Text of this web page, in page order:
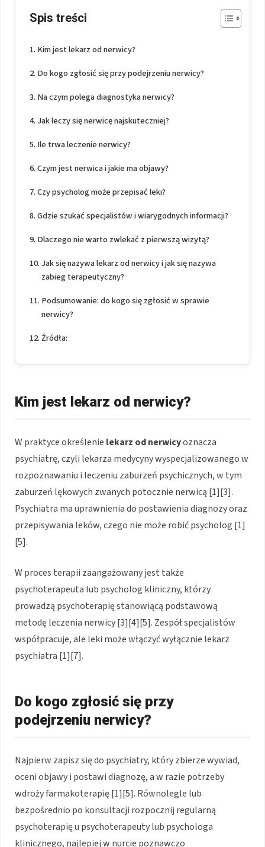
Spis treści
Kim jest lekarz od nerwicy?
Do kogo zgłosić się przy podejrzeniu nerwicy?
Na czym polega diagnostyka nerwicy?
Jak leczy się nerwicę najskuteczniej?
Ile trwa leczenie nerwicy?
Czym jest nerwica i jakie ma objawy?
Czy psycholog może przepisać leki?
Gdzie szukać specjalistów i wiarygodnych informacji?
Dlaczego nie warto zwlekać z pierwszą wizytą?
Jak się nazywa lekarz od nerwicy i jak się nazywa
zabieg terapeutyczny?
Podsumowanie: do kogo się zgłosić w sprawie
nerwicy?
Źródła:
Kim jest lekarz od nerwicy?
W praktyce określenie lekarz od nerwicyoznacza
psychiatrę, czyli lekarza medycyny wyspecjalizowanego w
rozpoznawaniu i leczeniu zaburzeń psychicznych, w tym
zaburzeń lękowych zwanych potocznie nerwicą [1][3].
Psychiatra ma uprawnienia do postawienia diagnozy oraz
przepisywania leków, czego nie może robić psycholog [1]
[5].
W proces terapii zaangażowany jest także
psychoterapeuta lub psycholog kliniczny, którzy
prowadzą psychoterapię stanowiącą podstawową
metodę leczenia nerwicy [3][4][5]. Zespół specjalistów
współpracuje, ale leki może włączyć wyłącznie lekarz
psychiatra [1][7].
Do kogo zgłosić się przy
podejrzeniu nerwicy?
Najpierw zapisz się do psychiatry, który zbierze wywiad,
oceni objawy i postawi diagnozę, a w razie potrzeby
wdroży farmakoterapię [1][5]. Równolegle lub
bezpośrednio po konsultacji rozpocznij regularną
psychoterapię u psychoterapeuty lub psychologa
klinicznego, najlepiej w nurcie poznawczo